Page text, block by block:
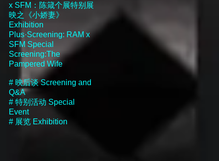
x SFM：陈箴个展特别展
映之《小娇妻》
Exhibition
Plus·Screening: RAM x
SFM Special
Screening:The
Pampered Wife
# 映后谈 Screening and
Q&A
#特别活动Special
Event
# 展览 Exhibition